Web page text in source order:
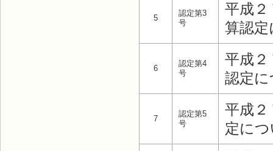
5
認定第3
号
平成２
算認定
6
認定第4
号
平成２
認定に
7
認定第5
号
平成２
定に